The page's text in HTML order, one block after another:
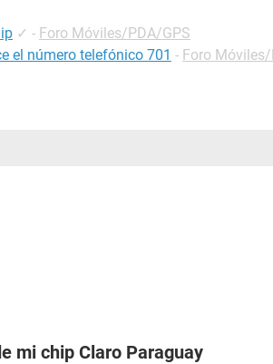
✓ - Foro Móviles/PDA/GPS
el número telefónico 701 - Foro
mi chip Claro Paraguay